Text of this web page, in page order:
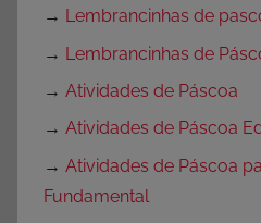
→ Lembrancinhas de
→ Lembrancinhas de
→ Atividades de Páscoa
→ Atividades de Páscoa
→ Atividades de Páscoa
Fundamental